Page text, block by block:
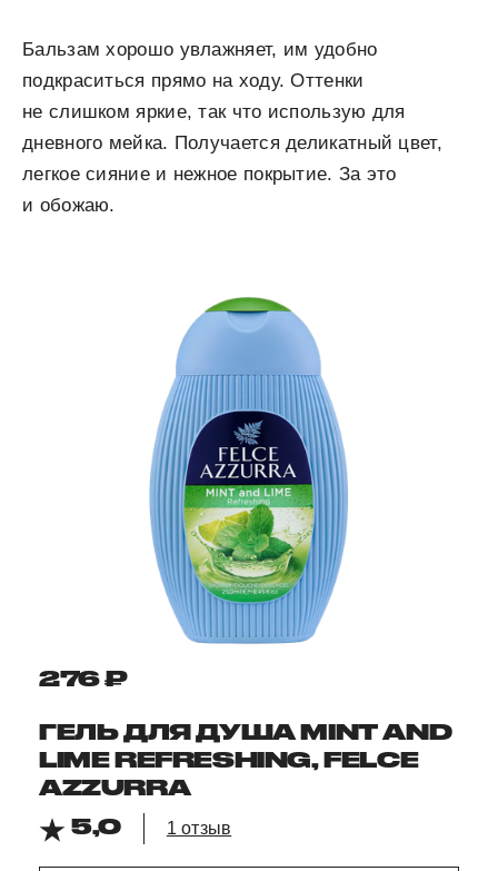
Бальзам хорошо увлажняет, им удобно
подкраситься прямо на ходу. Оттенки
не слишком яркие, так что использую для
дневного мейка. Получается деликатный цвет,
легкое сияние и нежное покрытие. За это
и обожаю.
276 ₽
ГЕЛЬ ДЛЯ ДУША MINT AND
LIME REFRESHING, FELCE
AZZURRA
5,0
1 отзыв